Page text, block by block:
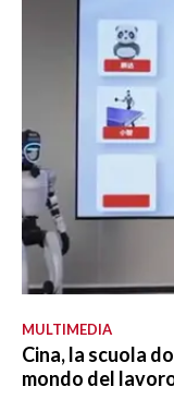
MULTIMEDIA
Cina, la scuola
mondo del